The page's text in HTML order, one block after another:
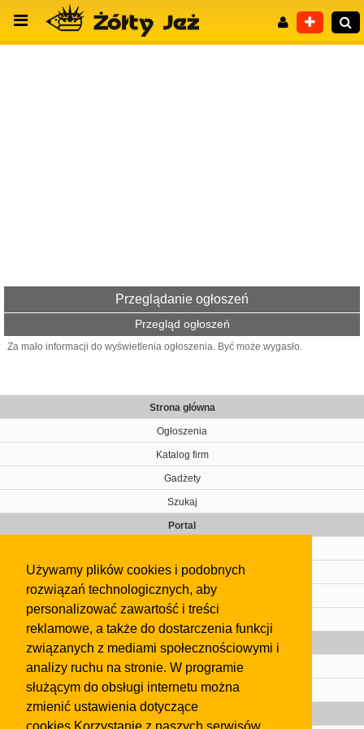
Używamy plików cookies i podobnych
rozwiązań technologicznych, aby
personalizować zawartość i treści
reklamowe, a także do dostarczenia funkcji
związanych z mediami społecznościowymi i
analizy ruchu na stronie. W programie
służącym do obsługi internetu można
zmienić ustawienia dotyczące
Przeglądanie ogłoszeń
Przegląd ogłoszeń
Za mało informacji do wyświetlenia ogłoszenia. Być może wygasło.
Strona główna
Ogłoszenia
Katalog firm
Gadżety
Szukaj
Portal
Kontakt
Regulamin
Gazeta
Olkusz
Kontakt
Strefa dla biznesu